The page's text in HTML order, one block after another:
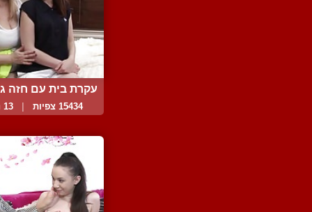
עקרת בית עם חזה
15434 צפיות 13 המלצות